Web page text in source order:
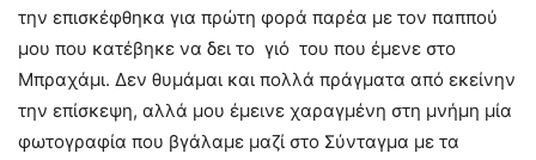
την επισκέφθηκα για πρώτη φορά παρέα με τον παππού
μου που κατέβηκε να δει το γιό του που έμενε στο
Μπραχάμι. Δεν θυμάμαι και πολλά πράγματα από εκείνην
την επίσκεψη, αλλά μου έμεινε χαραγμένη στη μνήμη μία
φωτογραφία που βγάλαμε μαζί στο Σύνταγμα με τα